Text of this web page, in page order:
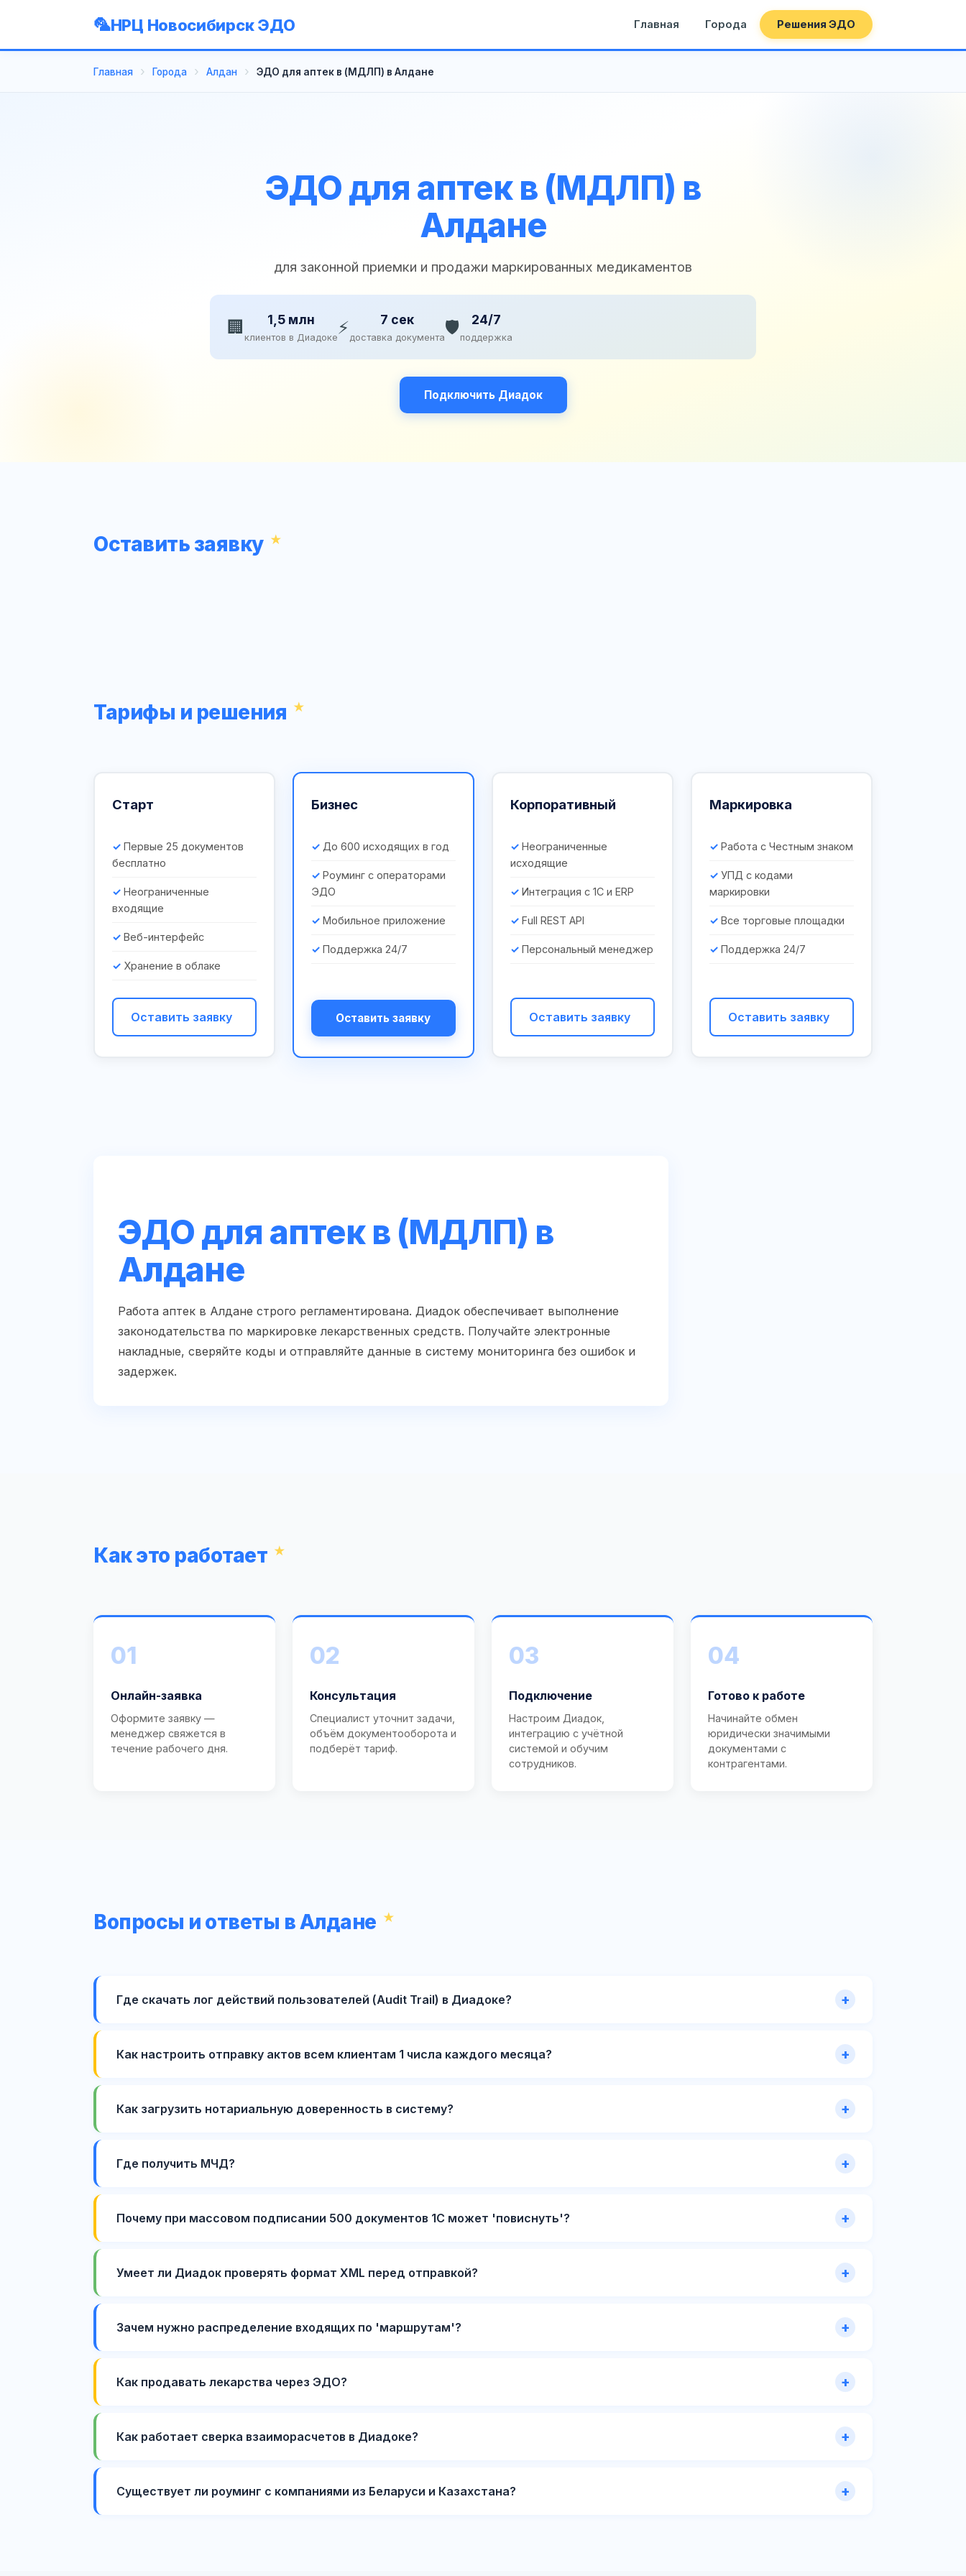
НРЦ Новосибирск ЭДО Главная Города Решения ЭДО
Главная Города Алдан ЭДО для аптек в (МДЛП) в Алдане
ЭДО для аптек в (МДЛП) в
Алдане
для законной приемки и продажи маркированных медикаментов
🏢 1,5 млн
клиентов в Диадоке ⚡ 7 сек
доставка документа🛡️ 24/7
поддержка
Подключить Диадок
Оставить заявку
Тарифы и решения
Старт
Первые 25 документов
бесплатно
Неограниченные
входящие
Веб-интерфейс
Хранение в облаке
Оставить заявку
Бизнес
До 600 исходящих в год
Роуминг с операторами
ЭДО
Мобильное приложение
Поддержка 24/7
Оставить заявку
Корпоративный
Неограниченные
исходящие
Интеграция с 1С и ERP
Full REST API
Персональный менеджер
Оставить заявку
Маркировка
Работа с Честным знаком
УПД с кодами
маркировки
Все торговые площадки
Поддержка 24/7
Оставить заявку
ЭДО для аптек в (МДЛП) в
Алдане
Работа аптек в Алдане строго регламентирована. Диадок обеспечивает выполнение
законодательства по маркировке лекарственных средств. Получайте электронные
накладные, сверяйте коды и отправляйте данные в систему мониторинга без ошибок и
задержек.
Как это работает
01
Онлайн-заявка
Оформите заявку —
менеджер свяжется в
течение рабочего дня.
02
Консультация
Специалист уточнит задачи,
объём документооборота и
подберёт тариф.
03
Подключение
Настроим Диадок,
интеграцию с учётной
системой и обучим
сотрудников.
04
Готово к работе
Начинайте обмен
юридически значимыми
документами с
контрагентами.
Вопросы и ответы в Алдане
Где скачать лог действий пользователей (Audit Trail) в Диадоке?
Как настроить отправку актов всем клиентам 1 числа каждого месяца?
Как загрузить нотариальную доверенность в систему?
Где получить МЧД?
Почему при массовом подписании 500 документов 1С может 'повиснуть'?
Умеет ли Диадок проверять формат XML перед отправкой?
Зачем нужно распределение входящих по 'маршрутам'?
Как продавать лекарства через ЭДО?
Как работает сверка взаиморасчетов в Диадоке?
Существует ли роуминг с компаниями из Беларуси и Казахстана?